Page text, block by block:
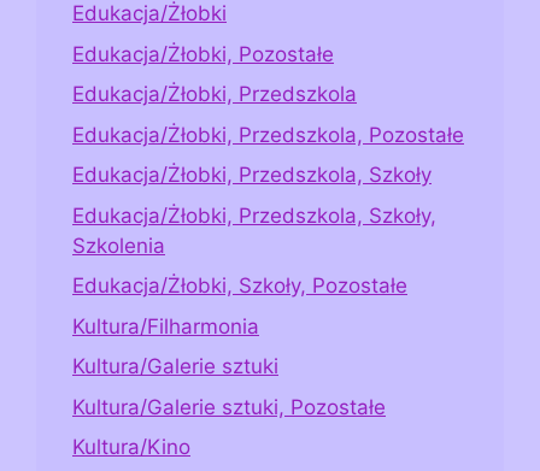
Edukacja/Żłobki
Edukacja/Żłobki, Pozostałe
Edukacja/Żłobki, Przedszkola
Edukacja/Żłobki, Przedszkola, Pozostałe
Edukacja/Żłobki, Przedszkola, Szkoły
Edukacja/Żłobki, Przedszkola, Szkoły,
Szkolenia
Edukacja/Żłobki, Szkoły, Pozostałe
Kultura/Filharmonia
Kultura/Galerie sztuki
Kultura/Galerie sztuki, Pozostałe
Kultura/Kino